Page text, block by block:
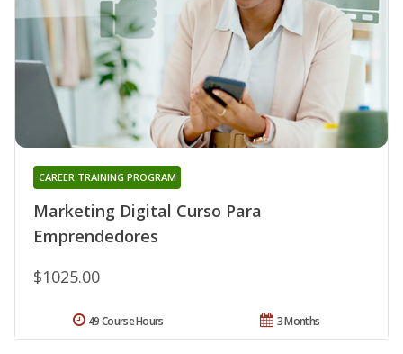
Marketing Digital Curso Para
Emprendedores
CAREER TRAINING PROGRAM
$1025.00
3 Months
49 Course Hours